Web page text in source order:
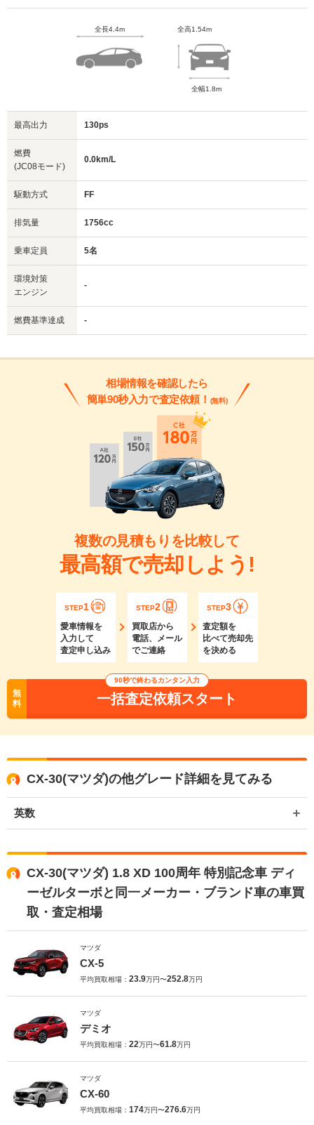
全長4.4m 全高1.54m
全幅1.8m
最高出力 130ps
燃費
(JC08モード)
0.0km/L
駆動方式 FF
排気量 1756cc
乗車定員 5名
環境対策
エンジン
-
燃費基準達成 -
相場情報を確認したら
簡単90秒入力で査定依頼！ (無料)
複数の見積もりを比較して
最高額で売却しよう!
STEP1
愛車情報を
入力して
査定申し込み
STEP2
買取店から
電話、メール
でご連絡
STEP3
査定額を
比べて売却先
を決める
無
料
90秒で終わるカンタン入力
一括査定依頼スタート
CX-30(マツダ)の他グレード詳細を見てみる
英数
CX-30(マツダ) 1.8 XD 100周年 特別記念車 ディ
ーゼルターボと同一メーカー・ブランド車の車買
取・査定相場
マツダ
CX-5
平均買取相場： 23.9万円〜252.8万円
マツダ
デミオ
平均買取相場： 22万円〜61.8万円
マツダ
CX-60
平均買取相場： 174万円〜276.6万円